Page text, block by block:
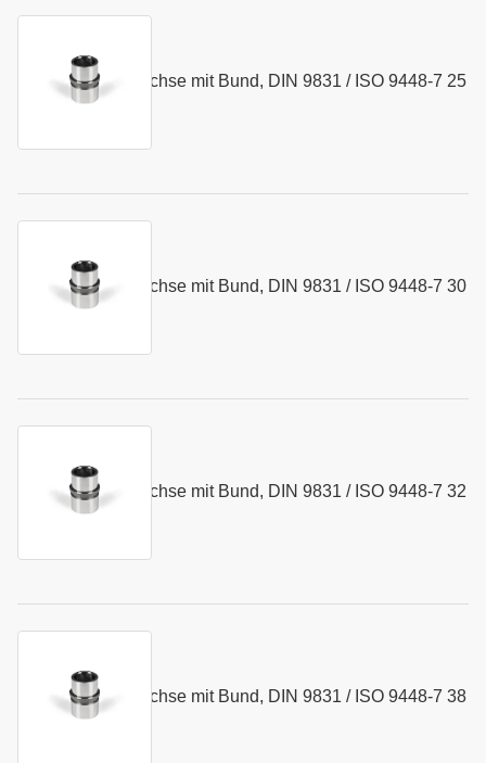
Kugelführungsbuchse mit Bund, DIN 9831 / ISO 9448-7 25
x 59 mm
Kurzname:N064.25
Art.-Nr.:155375
Kugelführungsbuchse mit Bund, DIN 9831 / ISO 9448-7 30
x 75 mm
Kurzname:N064.30
Art.-Nr.:155376
Kugelführungsbuchse mit Bund, DIN 9831 / ISO 9448-7 32
x 75 mm
Kurzname:N064.32
Art.-Nr.:155377
Kugelführungsbuchse mit Bund, DIN 9831 / ISO 9448-7 38
x 82 mm
Kurzname:N064.38
Art.-Nr.:155378